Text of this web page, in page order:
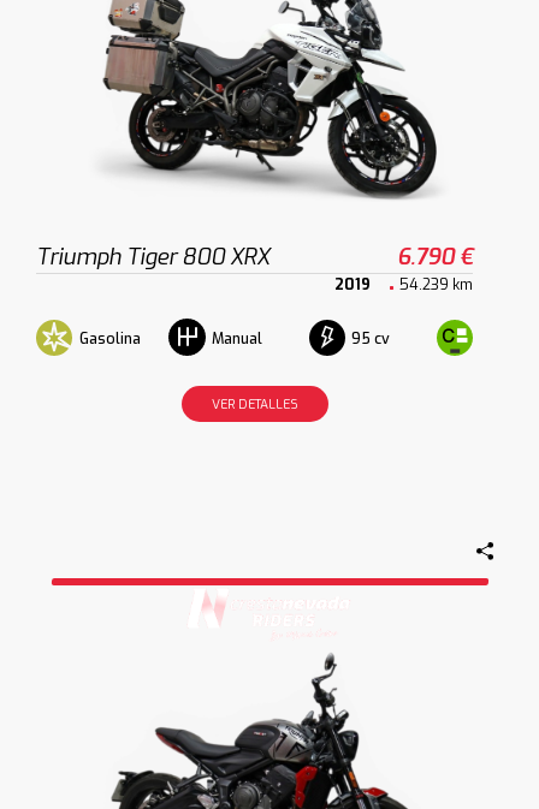
Triumph Tiger 800 XRX 6.790 €
2019 54.239 km
Gasolina Manual 95 cv
VER DETALLES